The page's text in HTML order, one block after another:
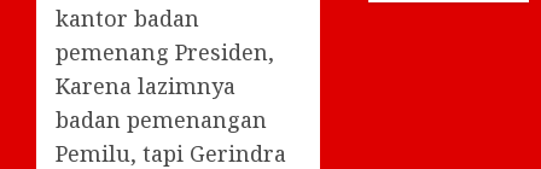
kantor badan
pemenang Presiden,
Karena lazimnya
badan pemenangan
Pemilu, tapi Gerindra